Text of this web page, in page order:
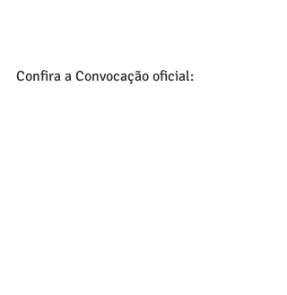
Confira a Convocação oficial: